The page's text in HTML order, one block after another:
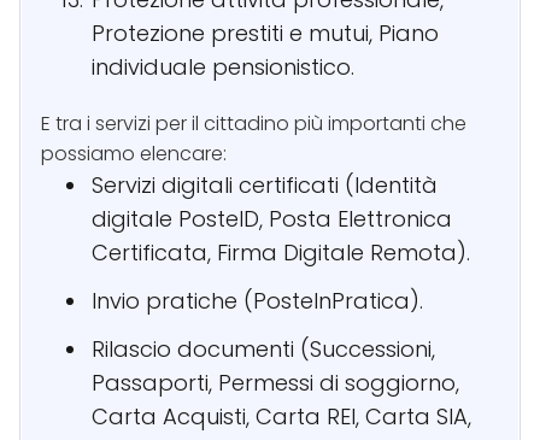
Protezione prestiti e mutui, Piano
individuale pensionistico.
E tra i servizi per il cittadino più importanti che
possiamo elencare:
Servizi digitali certificati (Identità
digitale PosteID, Posta Elettronica
Certificata, Firma Digitale Remota).
Invio pratiche (PosteInPratica).
Rilascio documenti (Successioni,
Passaporti, Permessi di soggiorno,
Carta Acquisti, Carta REI, Carta SIA,